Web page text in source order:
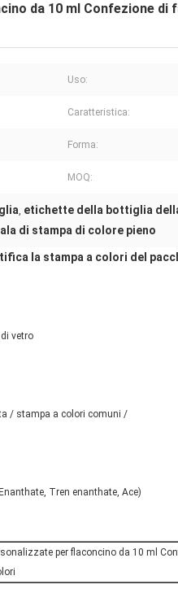
da 10 ml Confezione di
Uso:
Caratteristica:
Forma:
MOQ:
, etichette della bottiglia
di stampa di colore pieno
la stampa a colori del
vetro
/ stampa a colori comuni /
Tren enanthate, Ace)
per flaconcino da 10 ml